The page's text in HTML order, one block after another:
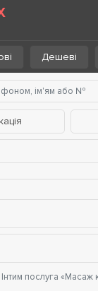
Дешеві
Інтим послуга «Масаж